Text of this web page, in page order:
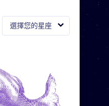
選擇您的星座